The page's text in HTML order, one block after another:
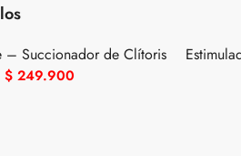
– Succionador de Clítoris
$249.900